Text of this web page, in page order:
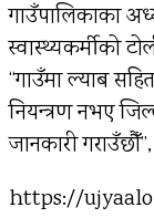
गाउँपालिकाका
स्वास्थ्यकर्मीको
“गाउँमा ल्याब
नियन्त्रण नभए
जानकारी
https://